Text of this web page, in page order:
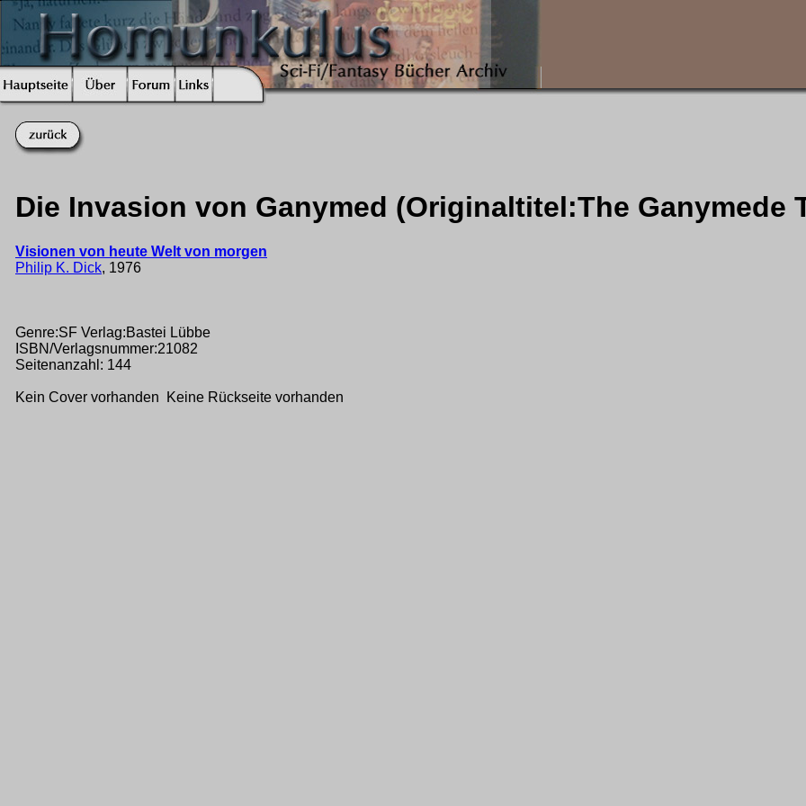
Die Invasion von Ganymed (Originaltitel:The Ganymede
Visionen von heute Welt von morgen
Philip K. Dick, 1976
Genre:SF Verlag:Bastei Lübbe
ISBN/Verlagsnummer:21082
Seitenanzahl: 144
Kein Cover vorhanden Keine Rückseite vorhanden